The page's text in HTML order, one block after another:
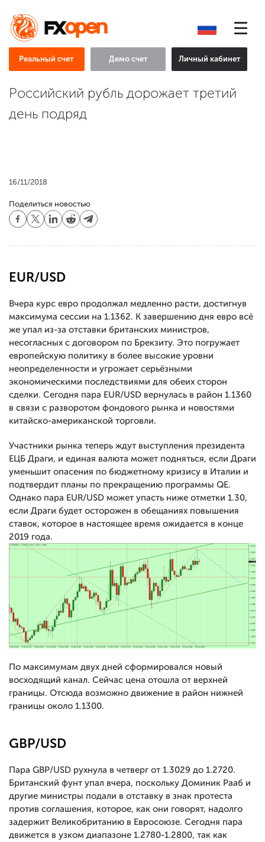
Реальный счет Демо счет Личный кабинет
Российский рубль дорожает третий
день подряд
16/11/2018
Поделиться новостью
EUR/USD
Вчера курс евро продолжал медленно расти, достигнув
максимума сессии на 1.1362. К завершению дня евро всё
же упал из-за отставки британских министров,
несогласных с договором по Брекзиту. Это погружает
европейскую политику в более высокие уровни
неопределенности и угрожает серьёзными
экономическими последствиями для обеих сторон
сделки. Сегодня пара EUR/USD вернулась в район 1.1360
в связи с разворотом фондового рынка и новостями
китайско-американской торговли.
Участники рынка теперь ждут выступления президента
ЕЦБ Драги, и единая валюта может подняться, если Драги
уменьшит опасения по бюджетному кризису в Италии и
подтвердит планы по прекращению программы QE.
Однако пара EUR/USD может упасть ниже отметки 1.30,
если Драги будет осторожен в обещаниях повышения
ставок, которое в настоящее время ожидается в конце
2019 года.
По максимумам двух дней сформировался новый
восходящий канал. Сейчас цена отошла от верхней
границы. Отсюда возможно движение в район нижней
границы около 1.1300.
GBP/USD
Пара GBP/USD рухнула в четверг от 1.3029 до 1.2720.
Британский фунт упал вчера, поскольку Доминик Рааб и
другие министры подали в отставку в знак протеста
против соглашения, которое, как они говорят, надолго
задержит Великобританию в Евросоюзе. Сегодня пара
движется в узком диапазоне 1.2780-1.2800, так как